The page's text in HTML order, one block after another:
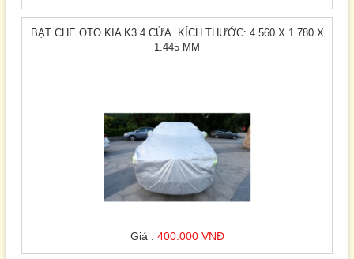
BẠT CHE OTO KIA K3 4 CỬA. KÍCH THƯỚC: 4.560 X 1.780 X
1.445 MM
Giá : 400.000 VNĐ